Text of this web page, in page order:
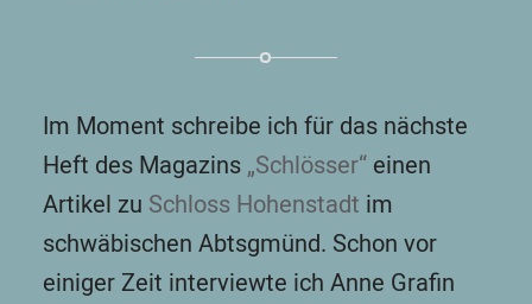
Im Moment schreibe ich für das nächste
Heft des Magazins „Schlösser“einen
Artikel zu Schloss Hohenstadt im
schwäbischen Abtsgmünd. Schon vor
einiger Zeit interviewte ich Anne Grafin